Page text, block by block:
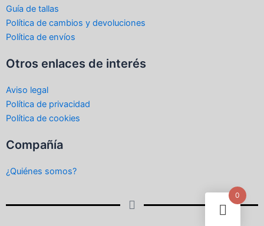
Guía de tallas
Política de cambios y devoluciones
Política de envíos
Otros enlaces de interés
Aviso legal
Política de privacidad
Política de cookies
Compañía
¿Quiénes somos?
0